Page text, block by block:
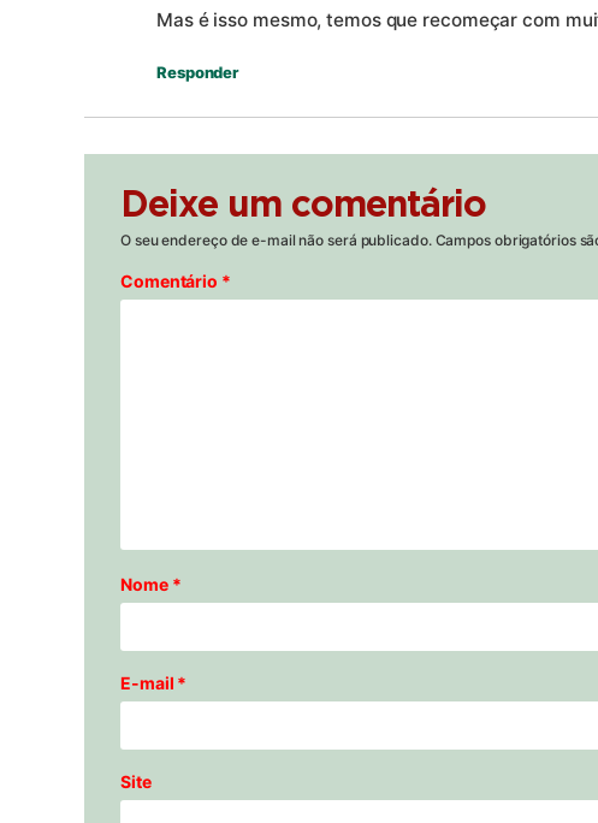
Mas é isso mesmo, temos que recomeçar com
Responder
Deixe um comentário
O seu endereço de e-mail não será publicado. Campos obrigatórios
Comentário *
Nome *
E-mail *
Site